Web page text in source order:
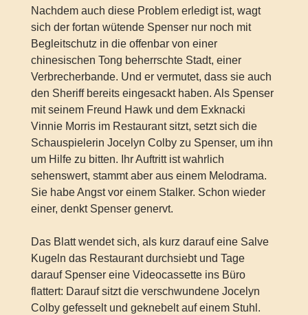
Nachdem auch diese Problem erledigt ist, wagt
sich der fortan wütende Spenser nur noch mit
Begleitschutz in die offenbar von einer
chinesischen Tong beherrschte Stadt, einer
Verbrecherbande. Und er vermutet, dass sie auch
den Sheriff bereits eingesackt haben. Als Spenser
mit seinem Freund Hawk und dem Exknacki
Vinnie Morris im Restaurant sitzt, setzt sich die
Schauspielerin Jocelyn Colby zu Spenser, um ihn
um Hilfe zu bitten. Ihr Auftritt ist wahrlich
sehenswert, stammt aber aus einem Melodrama.
Sie habe Angst vor einem Stalker. Schon wieder
einer, denkt Spenser genervt.
Das Blatt wendet sich, als kurz darauf eine Salve
Kugeln das Restaurant durchsiebt und Tage
darauf Spenser eine Videocassette ins Büro
flattert: Darauf sitzt die verschwundene Jocelyn
Colby gefesselt und geknebelt auf einem Stuhl.